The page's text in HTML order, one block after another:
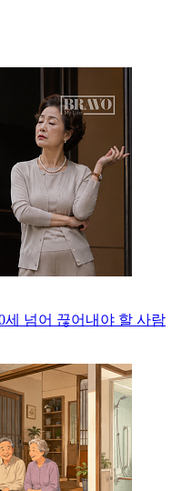
넘어 끊어내야 할 사람